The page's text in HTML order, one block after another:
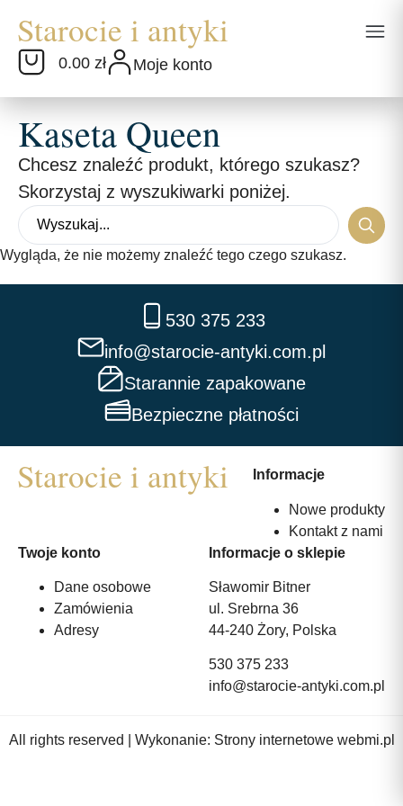
0.00 zł Moje konto
Kaseta Queen
Chcesz znaleźć produkt, którego szukasz?
Skorzystaj z wyszukiwarki poniżej.
Wygląda, że nie możemy znaleźć tego czego szukasz.
530 375 233
info@starocie-antyki.com.pl
Starannie zapakowane
Bezpieczne płatności
Informacje
Nowe produkty
Kontakt z nami
Twoje konto
Dane osobowe
Zamówienia
Adresy
Informacje o sklepie
Sławomir Bitner
ul. Srebrna 36
44-240 Żory, Polska
530 375 233
info@starocie-antyki.com.pl
All rights reserved | Wykonanie: Strony internetowe webmi.pl